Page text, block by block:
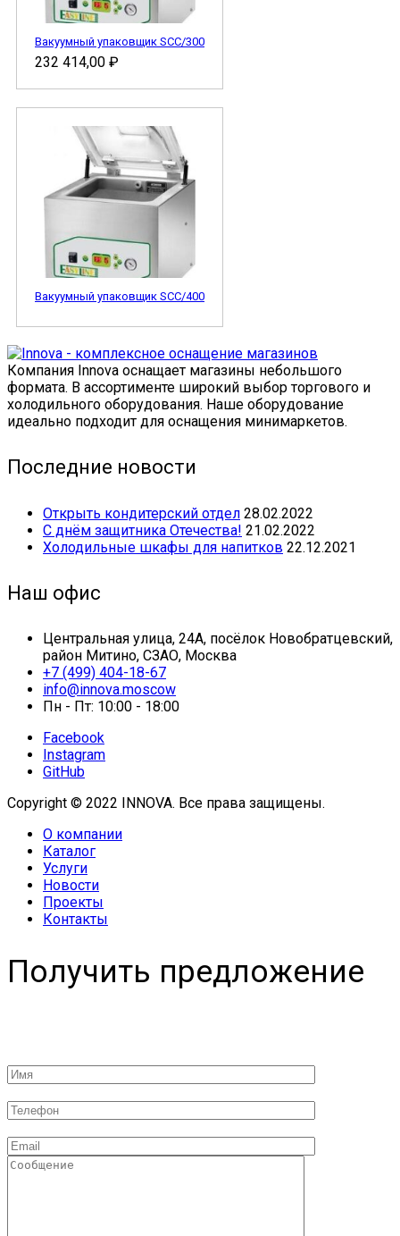
Вакуумный упаковщик SCC/300
232 414,00 ₽
Вакуумный упаковщик SCC/400
Компания Innova оснащает магазины небольшого
формата. В ассортименте широкий выбор торгового и
холодильного оборудования. Наше оборудование
идеально подходит для оснащения минимаркетов.
Последние новости
Открыть кондитерский отдел 28.02.2022
С днём защитника Отечества! 21.02.2022
Холодильные шкафы для напитков 22.12.2021
Наш офис
Центральная улица, 24А, посёлок Новобратцевский,
район Митино, СЗАО, Москва
+7 (499) 404-18-67
info@innova.moscow
Пн - Пт: 10:00 - 18:00
Facebook
Instagram
GitHub
Copyright © 2022 INNOVA. Все права защищены.
О компании
Каталог
Услуги
Новости
Проекты
Контакты
Получить предложение